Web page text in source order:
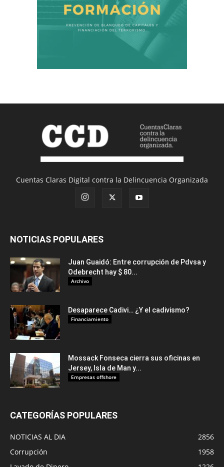
Cuentas Claras Digital contra la Delincuencia Organizada
NOTICIAS POPULARES
Juan Guaidó: Entre corrupción de Pdvsa y
Odebrecht hay $ 80...
Archivo
Desaparece Cadivi… ¿Y el cadivismo?
Financiamiento
Mossack Fonseca cierra sus oficinas en
Jersey, Isla de Man y...
Empresas offshore
CATEGORÍAS POPULARES
NOTICIAS AL DIA
2856
Corrupción
1958